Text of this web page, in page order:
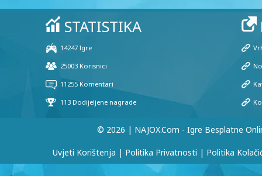
© 2026 | NAJOX.com - Igre Besplatne
Uvjeti Korištenja | Politika Privatnosti | Politika